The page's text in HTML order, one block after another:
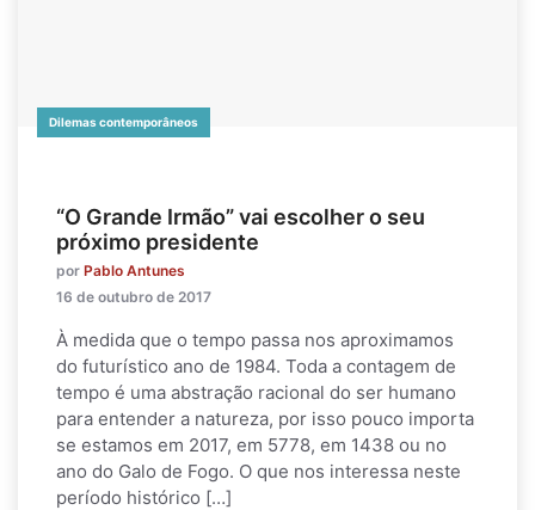
Dilemas contemporâneos
“O Grande Irmão” vai escolher o seu
próximo presidente
por Pablo Antunes
16 de outubro de 2017
À medida que o tempo passa nos aproximamos
do futurístico ano de 1984. Toda a contagem de
tempo é uma abstração racional do ser humano
para entender a natureza, por isso pouco importa
se estamos em 2017, em 5778, em 1438 ou no
ano do Galo de Fogo. O que nos interessa neste
período histórico […]